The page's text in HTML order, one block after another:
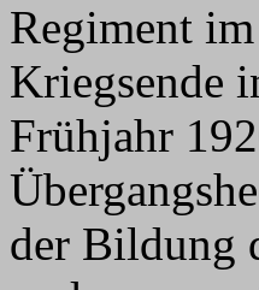
Regiment
Kriegsende
Frühjahr
der Bildung